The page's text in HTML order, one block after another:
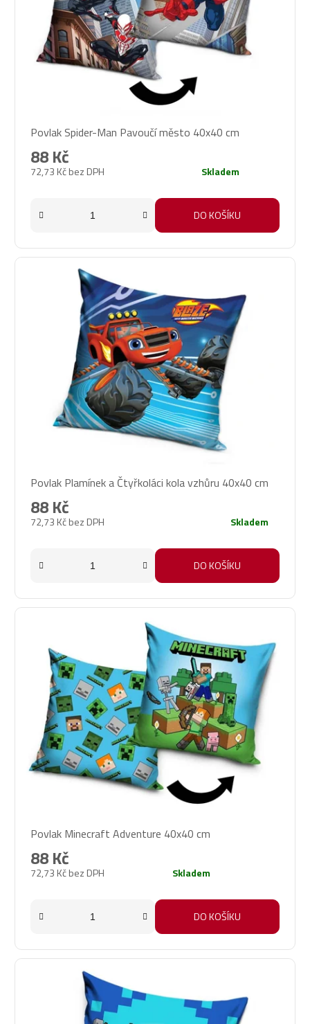
Povlak Spider-Man Pavoučí město 40x40 cm
72,73 Kč bez DPH
88 Kč
Skladem
DO KOŠÍKU
Povlak Plamínek a Čtyřkoláci kola vzhůru 40x40 cm
72,73 Kč bez DPH
88 Kč
Skladem
DO KOŠÍKU
Povlak Minecraft Adventure 40x40 cm
72,73 Kč bez DPH
88 Kč
Skladem
DO KOŠÍKU